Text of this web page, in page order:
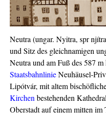
Neutra (ungar. Nyitra, spr
und Sitz des gleichnamigen
Neutra und am Fuß des 587
StaatsbahnlinieNeuhäusel-
Lipótvár, mit altem
Kirchen bestehenden
Oberstadt auf einem mitten im